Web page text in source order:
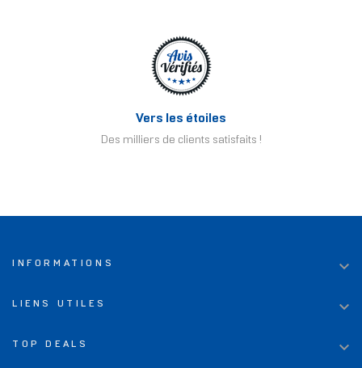
Vers les étoiles
Des milliers de clients satisfaits !
INFORMATIONS 
LIENS UTILES 
TOP DEALS 